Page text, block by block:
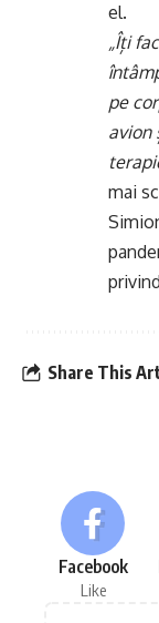
el.
„Îți
pe
avion
mai
Share This
Facebook
Like